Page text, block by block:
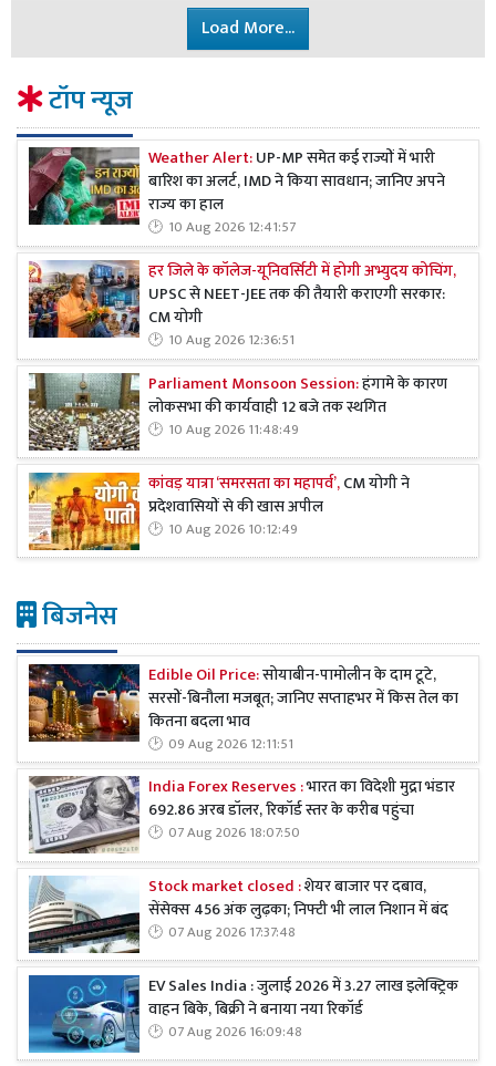
Load More...
टॉप न्यूज
Weather Alert:UP-MP समेत कई राज्यों में भारी
बारिश का अलर्ट, IMD ने किया सावधान; जानिए अपने
राज्य का हाल
10 Aug 2026 12:41:57
हर जिले के कॉलेज-यूनिवर्सिटी में होगी अभ्युदय कोचिंग,
UPSC से NEET-JEE तक की तैयारी कराएगी सरकार:
CM योगी
10 Aug 2026 12:36:51
Parliament Monsoon Session:हंगामे के कारण
लोकसभा की कार्यवाही 12 बजे तक स्थगित
10 Aug 2026 11:48:49
कांवड़ यात्रा ‘समरसता का महापर्व’,CM योगी ने
प्रदेशवासियों से की खास अपील
10 Aug 2026 10:12:49
बिजनेस
Edible Oil Price:सोयाबीन-पामोलीन के दाम टूटे,
सरसों-बिनौला मजबूत; जानिए सप्ताहभर में किस तेल का
कितना बदला भाव
09 Aug 2026 12:11:51
India Forex Reserves :भारत का विदेशी मुद्रा भंडार
692.86 अरब डॉलर, रिकॉर्ड स्तर के करीब पहुंचा
07 Aug 2026 18:07:50
Stock market closed :शेयर बाजार पर दबाव,
सेंसेक्स 456 अंक लुढ़का; निफ्टी भी लाल निशान में बंद
07 Aug 2026 17:37:48
EV Sales India : जुलाई 2026 में 3.27 लाख इलेक्ट्रिक
वाहन बिके, बिक्री ने बनाया नया रिकॉर्ड
07 Aug 2026 16:09:48